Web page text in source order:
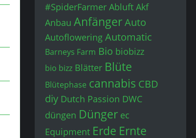
#SpiderFarmer Abluft Akf
Anbau AnfängerAuto
Autoflowering Automatic
Barneys Farm Bio biobizz
bio bizz Blätter Blüte
Blütephase cannabis CBD
diy Dutch Passion DWC
düngen Dünger ec
Equipment Erde Ernte